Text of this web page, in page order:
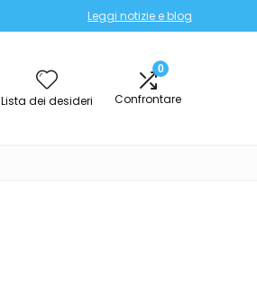
Leggi notizie e blog
Lista dei desideri
0
Confrontare